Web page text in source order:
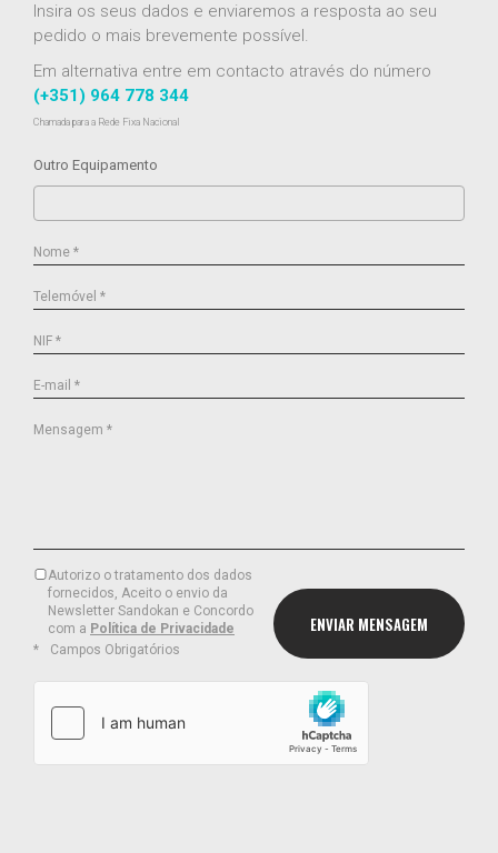
Insira os seus dados e enviaremos a resposta ao seu
pedido o mais brevemente possível.
Em alternativa entre em contacto através do número
(+351) 964 778 344
Chamada para a Rede Fixa Nacional
Outro Equipamento
Nome *
Telemóvel *
NIF *
E-mail *
Mensagem *
Autorizo o tratamento dos dados
fornecidos, Aceito o envio da
Newsletter Sandokan e Concordo
com a Política de Privacidade
Campos Obrigatórios